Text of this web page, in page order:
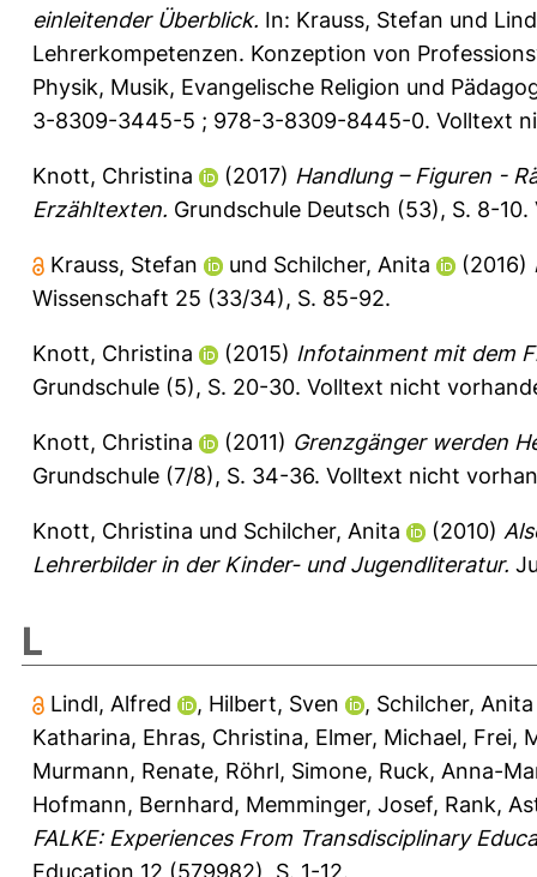
einleitender Überblick. In: Krauss, Stefan und
Lehrerkompetenzen. Konzeption von
Physik, Musik, Evangelische Religion und
3-8309-3445-5 ; 978-3-8309-8445-0. Volltext
Knott, Christina (2017) Handlung – Figuren -
Erzähltexten. Grundschule Deutsch (53), S. 8-10.
Krauss, Stefan und Schilcher, Anita (2016)
Wissenschaft 25 (33/34), S. 85-92.
Knott, Christina (2015) Infotainment mit dem
Grundschule (5), S. 20-30. Volltext nicht
Knott, Christina (2011) Grenzgänger werden
Grundschule (7/8), S. 34-36. Volltext nicht
Knott, Christina und Schilcher, Anita (2010)
Lehrerbilder in der Kinder- und Jugendliteratur.
L
Lindl, Alfred , Hilbert, Sven , Schilcher, Anita
Katharina, Ehras, Christina, Elmer, Michael, Frei,
Murmann, Renate, Röhrl, Simone, Ruck, Anna-
Hofmann, Bernhard, Memminger, Josef, Rank,
FALKE: Experiences From Transdisciplinary
Education 12 (579982), S. 1-12.